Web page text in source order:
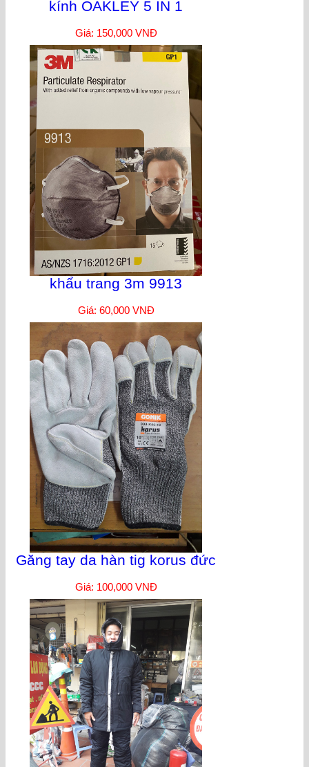
kính OAKLEY 5 IN 1
Giá: 150,000 VNĐ
khẩu trang 3m 9913
Giá: 60,000 VNĐ
Găng tay da hàn tig korus đức
Giá: 100,000 VNĐ